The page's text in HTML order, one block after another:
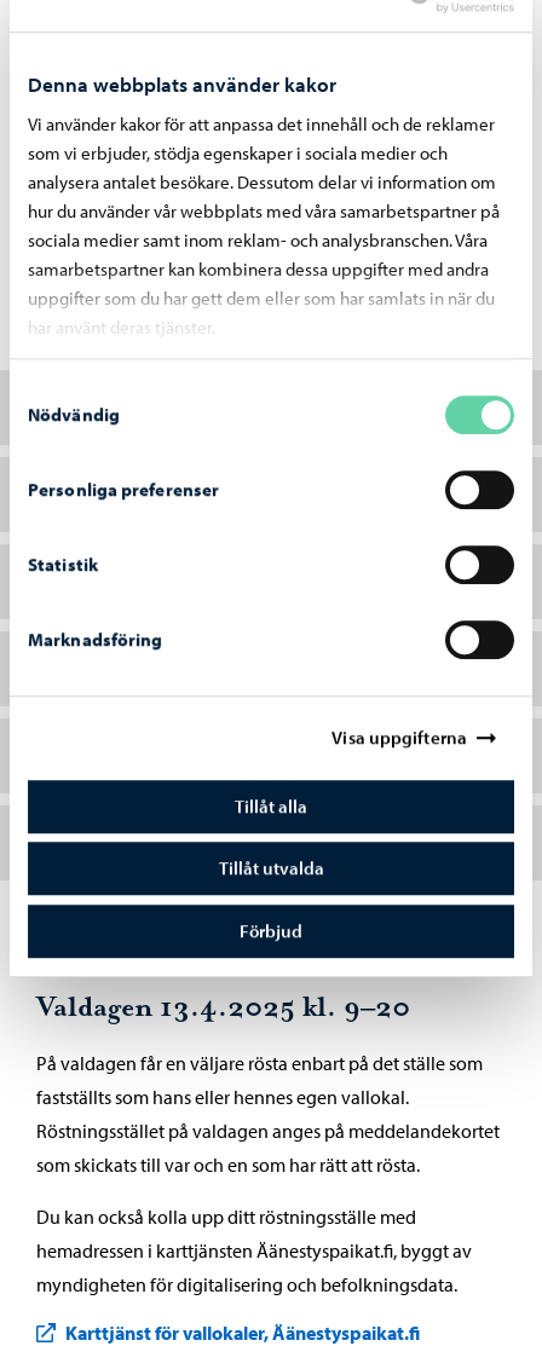
Denna webbplats använder kakor
Vi använder kakor för att anpassa det innehåll och de reklamer
som vi erbjuder, stödja egenskaper i sociala medier och
analysera antalet besökare. Dessutom delar vi information om
hur du använder vår webbplats med våra samarbetspartner på
sociala medier samt inom reklam- och analysbranschen. Våra
samarbetspartner kan kombinera dessa uppgifter med andra
uppgifter som du har gett dem eller som har samlats in när du
har använt deras tjänster.
Nödvändig
Personliga preferenser
Statistik
Marknadsföring
Visa uppgifterna
Tillåt alla
Tillåt utvalda
Förbjud
Under förhandsröstningsperioden fungerar
biblioteksbussen som en valbuss, där du kan
förhandsrösta.
Valbussens hållplatser och tidtabeller
Torsdagen 3.4
Fredagen 4.4
Lördagen 5.4
Tisdagen 8.4
Valdagen 13.4.2025 kl. 9–20
På valdagen får en väljare rösta enbart på det ställe som
fastställts som hans eller hennes egen vallokal.
Röstningsstället på valdagen anges på meddelandekortet
som skickats till var och en som har rätt att rösta.
Du kan också kolla upp ditt röstningsställe med
hemadressen i karttjänsten Äänestyspaikat.fi, byggt av
myndigheten för digitalisering och befolkningsdata.
Karttjänst för vallokaler, Äänestyspaikat.fi